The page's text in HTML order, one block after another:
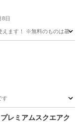
8日
ます！ ※無料のものは基本
す
レミアムスクエアク